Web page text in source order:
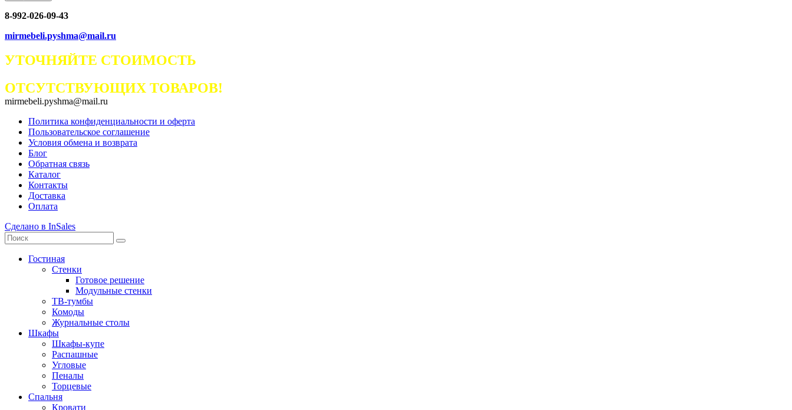
8-992-026-09-43
mirmebeli.pyshma@mail.ru
УТОЧНЯЙТЕ СТОИМОСТЬ
ОТСУТСТВУЮЩИХ ТОВАРОВ!
mirmebeli.pyshma@mail.ru
Политика конфиденциальности и оферта
Пользовательское соглашение
Условия обмена и возврата
Блог
Обратная связь
Каталог
Контакты
Доставка
Оплата
Сделано в InSales
Гостиная
Стенки
Готовое решение
Модульные стенки
ТВ-тумбы
Комоды
Журнальные столы
Шкафы
Шкафы-купе
Распашные
Угловые
Пеналы
Торцевые
Спальня
Кровати